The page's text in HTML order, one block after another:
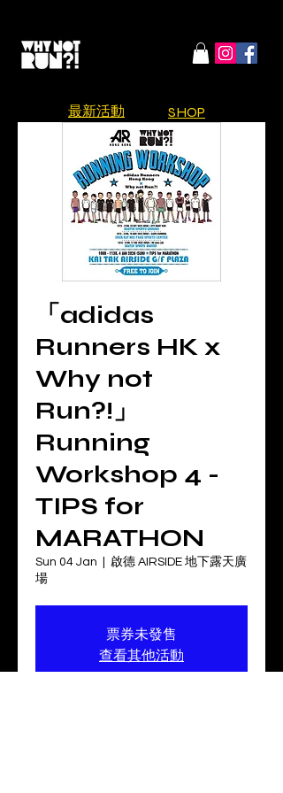
​最新活動 SHOP
「adidas
Runners HK x
Why not
Run?!」
Running
Workshop 4 -
TIPS for
MARATHON
Sun 04 Jan
啟德 AIRSIDE 地下露天廣
場
票券未發售
查看其他活動